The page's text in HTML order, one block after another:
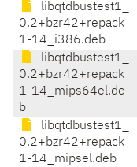
libqtdbustest1_
0.2+bzr42+repack
1-14_i386.deb
libqtdbustest1_
0.2+bzr42+repack
1-14_mips64el.de
b
libqtdbustest1_
0.2+bzr42+repack
1-14_mipsel.deb